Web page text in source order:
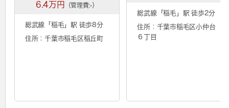
6.4万円 （管理費:-）
総武線「 稲毛 」駅 徒歩8分
住所：千葉市稲毛区稲丘町
総武線「稲毛 」駅 徒歩2分
住所：千葉市稲毛区小仲台
６丁目